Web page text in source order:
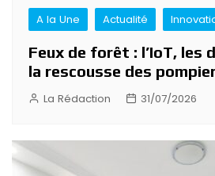
A la Une Actualité
Feux de forêt : l’IoT, les
la rescousse des
La Rédaction 31/07/2026